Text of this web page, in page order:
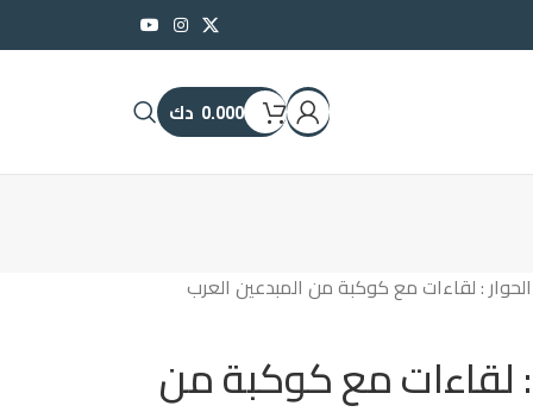
0.000 دك
: لقاءات مع كوكبة من المبدعين العرب
: لقاءات مع كوكبة من